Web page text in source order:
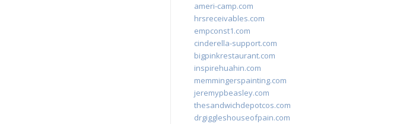
ameri-camp.com
hrsreceivables.com
empconst1.com
cinderella-support.com
bigpinkrestaurant.com
inspirehuahin.com
memmingerspainting.com
jeremypbeasley.com
thesandwichdepotcos.com
drgiggleshouseofpain.com